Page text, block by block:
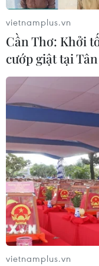
03/08/2026 00:50
CƠ QUAN CHỦ QUẢN:
Tổng Biên tập:
Phó Tổng Biên tập:
THỦY
Sở hữu trí tuệ
vietnamplus.vn
Cần Thơ: Khởi
cướp giật tại
vietnamplus.vn